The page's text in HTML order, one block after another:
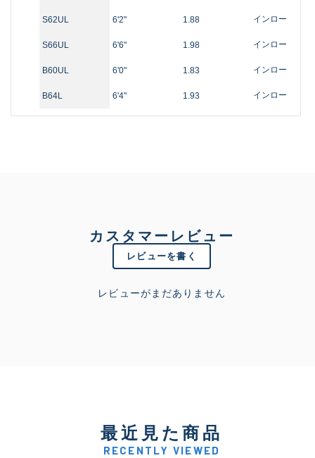
S62UL 6'2" 1.88 インロー
S66UL 6'6" 1.98 インロー
B60UL 6'0" 1.83 インロー
B64L 6'4" 1.93 インロー
カスタマーレビュー
レビューを書く
レビューがまだありません
最近見た商品
RECENTLY VIEWED